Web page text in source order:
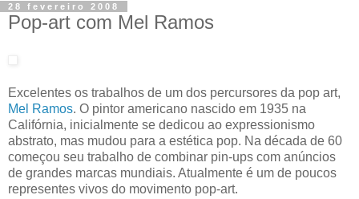
28 fevereiro 2008
Pop-art com Mel Ramos
Excelentes os trabalhos de um dos percursores da pop art,
Mel Ramos. O pintor americano nascido em 1935 na
Califórnia, inicialmente se dedicou ao expressionismo
abstrato, mas mudou para a estética pop. Na década de 60
começou seu trabalho de combinar pin-ups com anúncios
de grandes marcas mundiais. Atualmente é um de poucos
representes vivos do movimento pop-art.